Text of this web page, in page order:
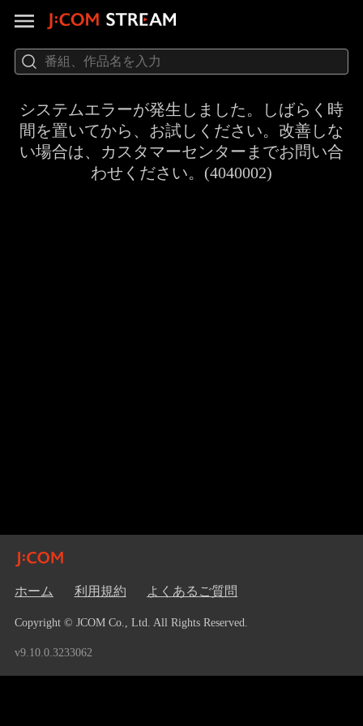
システムエラーが発生しました。しばらく時
間を置いてから、お試しください。改善しな
い場合は、カスタマーセンターまでお問い合
わせください。(4040002)
ホーム 利用規約 よくあるご質問
Copyright © JCOM Co., Ltd. All Rights Reserved.
v9.10.0.3233062